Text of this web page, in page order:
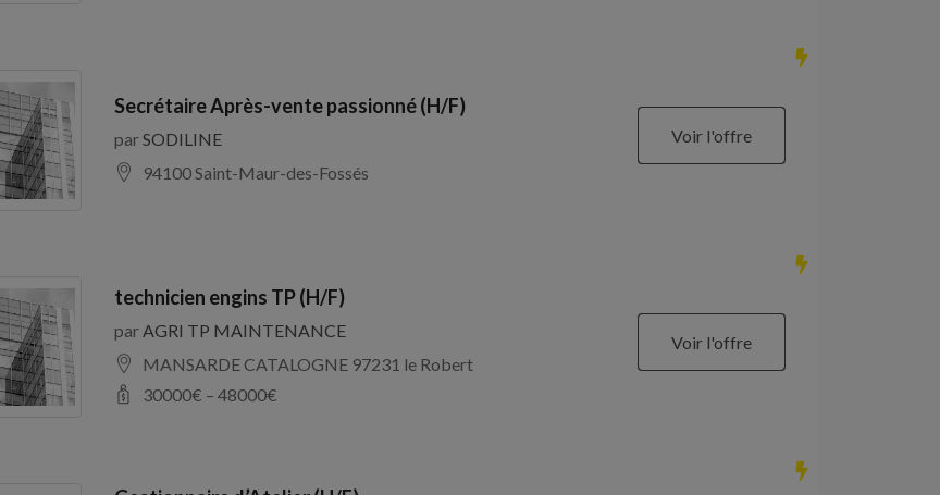
Secrétaire Après-vente passionné (H/F)
parSODILINE
94100 Saint-Maur-des-Fossés
Voir l'offre
technicien engins TP (H/F)
parAGRI TP MAINTENANCE
MANSARDE CATALOGNE 97231 le Robert
30000€ – 48000€
Voir l'offre